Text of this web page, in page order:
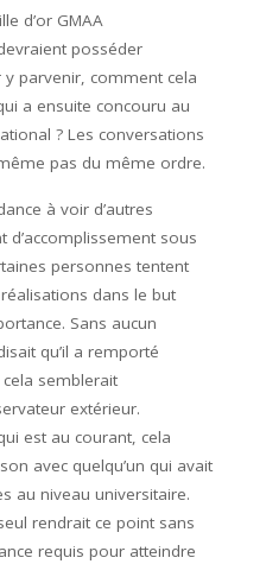
d’or GMAA
posséder
parvenir, comment cela
a ensuite concouru au
? Les conversations
pas du même ordre.
à voir d’autres
d’accomplissement sous
personnes tentent
dans le but
Sans aucun
qu’il a remporté
cela semblerait
extérieur.
est au courant, cela
avec quelqu’un qui avait
au niveau universitaire.
rendrait ce point sans
requis pour atteindre